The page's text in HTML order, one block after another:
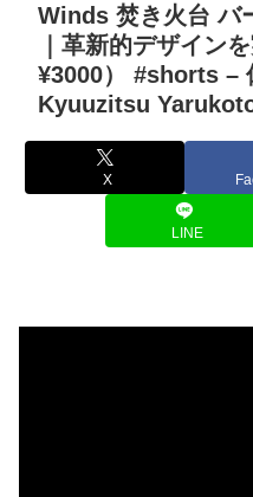
Winds 焚き火台 バ
｜革新的デザイン
¥3000） #shorts –
Kyuuzitsu
X
LINE